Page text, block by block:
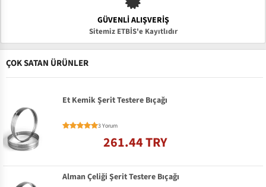
GÜVENLI ALIŞVERIŞ
Sitemiz ETBİS'e Kayıtlıdır
ÇOK SATAN ÜRÜNLER
Et Kemik Şerit Testere Bıçağı
3 Yorum
261.44 TRY
Alman Çeliği Şerit Testere Bıçağı